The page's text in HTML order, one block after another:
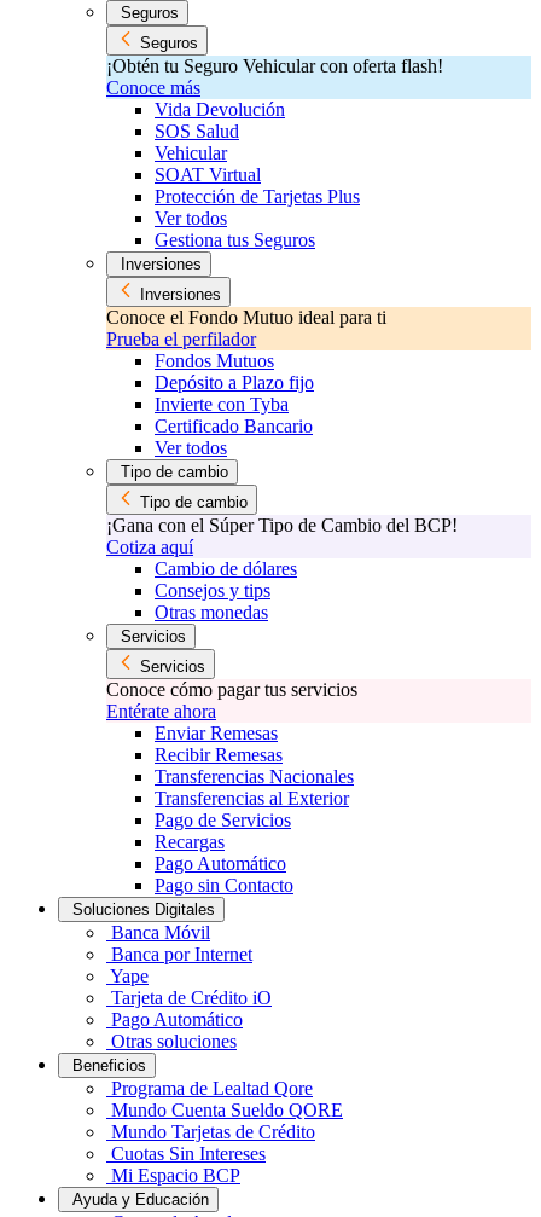
Seguros
Seguros
¡Obtén tu Seguro Vehicular con oferta flash!
Conoce más
Vida Devolución
SOS Salud
Vehicular
SOAT Virtual
Protección de Tarjetas Plus
Ver todos
Gestiona tus Seguros
Inversiones
Inversiones
Conoce el Fondo Mutuo ideal para ti
Prueba el perfilador
Fondos Mutuos
Depósito a Plazo fijo
Invierte con Tyba
Certificado Bancario
Ver todos
Tipo de cambio
Tipo de cambio
¡Gana con el Súper Tipo de Cambio del BCP!
Cotiza aquí
Cambio de dólares
Consejos y tips
Otras monedas
Servicios
Servicios
Conoce cómo pagar tus servicios
Entérate ahora
Enviar Remesas
Recibir Remesas
Transferencias Nacionales
Transferencias al Exterior
Pago de Servicios
Recargas
Pago Automático
Pago sin Contacto
Soluciones Digitales
Banca Móvil
Banca por Internet
Yape
Tarjeta de Crédito iO
Pago Automático
Otras soluciones
Beneficios
Programa de Lealtad Qore
Mundo Cuenta Sueldo QORE
Mundo Tarjetas de Crédito
Cuotas Sin Intereses
Mi Espacio BCP
Ayuda y Educación